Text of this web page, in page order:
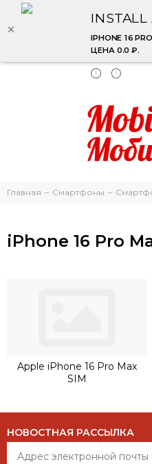
INSTALL
IPHONE 16
ЦЕНА 0.0 ₽.
Главная Смартфоны
iPhone 16 Pro
Apple iPhone 16 Pro Max
SIM
НОВОСТНАЯ РАССЫЛКА